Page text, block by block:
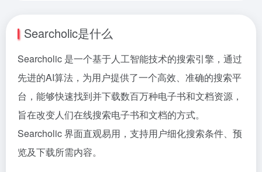
Searcholic是什么
Searcholic 是一个基于人工智能技术的搜索引擎，通过
先进的AI算法，为用户提供了一个高效、准确的搜索平
台，能够快速找到并下载数百万种电子书和文档资源，
旨在改变人们在线搜索电子书和文档的方式。
Searcholic 界面直观易用，支持用户细化搜索条件、预
览及下载所需内容。